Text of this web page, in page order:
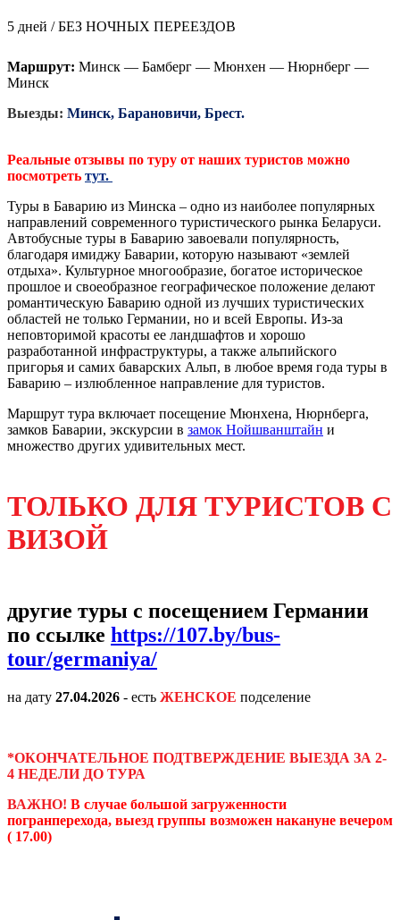
5 дней / БЕЗ НОЧНЫХ ПЕРЕЕЗДОВ
Маршрут: Минск — Бамберг — Мюнхен — Нюрнберг —
Минск
Выезды: Минск, Барановичи, Брест.
Реальные отзывы по туру от наших туристов можно
посмотреть тут.
Туры в Баварию из Минска – одно из наиболее популярных
направлений современного туристического рынка Беларуси.
Автобусные туры в Баварию завоевали популярность,
благодаря имиджу Баварии, которую называют «землей
отдыха». Культурное многообразие, богатое историческое
прошлое и своеобразное географическое положение делают
романтическую Баварию одной из лучших туристических
областей не только Германии, но и всей Европы. Из-за
неповторимой красоты ее ландшафтов и хорошо
разработанной инфраструктуры, а также альпийского
пригорья и самих баварских Альп, в любое время года туры в
Баварию – излюбленное направление для туристов.
Маршрут тура включает посещение Мюнхена, Нюрнберга,
замков Баварии, экскурсии в замок Нойшванштайн и
множество других удивительных мест.
ТОЛЬКО ДЛЯ ТУРИСТОВ С
ВИЗОЙ
другие туры с посещением Германии
по ссылке https://107.by/bus-
tour/germaniya/
на дату 27.04.2026 - есть ЖЕНСКОЕ подселение
*ОКОНЧАТЕЛЬНОЕ ПОДТВЕРЖДЕНИЕ ВЫЕЗДА ЗА 2-
4 НЕДЕЛИ ДО ТУРА
ВАЖНО! В случае большой загруженности
погранперехода, выезд группы возможен накануне вечером
( 17.00)